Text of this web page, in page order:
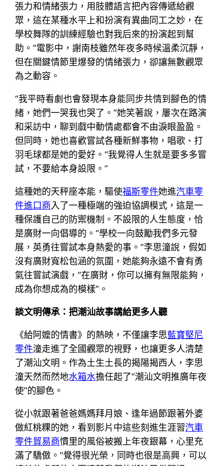
張力和情緒張力，用肢體語言把內容傳遞給觀
眾，這在某種水平上和扮演有異曲同工之妙，在
學校舞隊的訓練經驗也對我后來的扮演起到幫
助。”電影中，謝南枝雖然年夜多時候溫柔沉靜，
但在關鍵情節里爆發的情緒張力，卻讓無數觀眾
為之動容。
“我平時看劇也會發現本身能同步共情到腳色的情
緒，她們一哭我也哭了。”她笑著說，屢次在路演
和采訪中，聊到戲中動情處都會不由淚眼盈盈。
但同時，她也喜歡嘗試各種新鮮事物，唱歌、打
羽毛球都是她的愛好。“我覺得人生就是要多多嘗
試，不要給本身設限。”
這種她的天秤座本能，驅使福斯零件她進汽車零
件進口商入了一種極端的強迫協調模式，這是一
種保護自己的防禦機制。不設限的人生態度，恰
是廣財一向倡導的。“學校一向鼓勵我們多元發
展，英勇往嘗試本身熱愛的事。”李思潼說，假如
沒有廣財寬松包涵的氛圍，她能夠永遠不會有勇
氣往嘗試演戲，“在廣財，你可以擁有無限能夠，
成為你想成為的模樣”。
談文明傳承：把潮汕故事講給更多人聽
《給阿嬤的情書》的熱映，不僅讓李思藍寶堅尼
零件潼走進了全國觀眾的視野，也讓更多人清楚
了潮汕文明。作為土生土長的揭陽揭西人，李思
潼天然而然地水箱水擔任起了“潮汕文明推廣年夜
使”的腳色。
從小就跟著爸爸媽媽拜月娘、逢年過節跟著外婆
做紅桃粿的她，看到影片中這些刻進生涯習汽車
零件貿易商慣里的風俗被搬上年夜銀幕，心里充
滿了驕傲。“覺得很光榮，同時也很是高興，可以